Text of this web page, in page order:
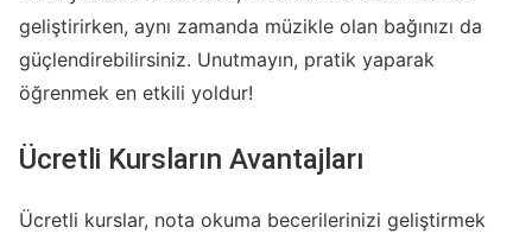
geliştirirken, aynı zamanda müzikle olan bağınızı da
güçlendirebilirsiniz. Unutmayın, pratik yaparak
öğrenmek en etkili yoldur!
Ücretli Kursların Avantajları
Ücretli kurslar, nota okuma becerilerinizi geliştirmek